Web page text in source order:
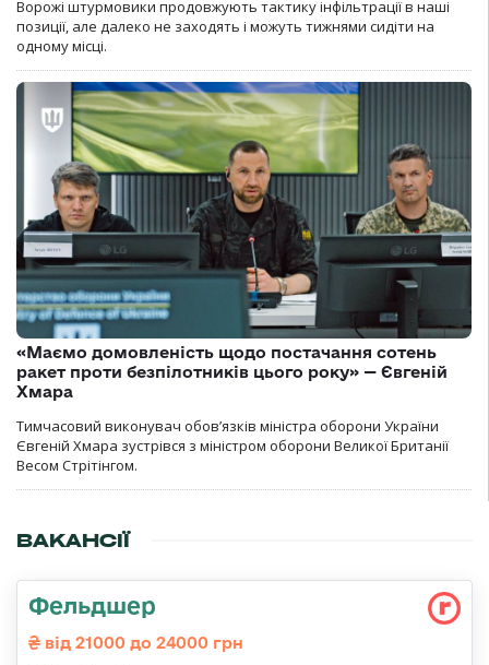
Ворожі штурмовики продовжують тактику інфільтрації в наші
позиції, але далеко не заходять і можуть тижнями сидіти на
одному місці.
«Маємо домовленість щодо постачання сотень
ракет проти безпілотників цього року» — Євгеній
Хмара
Тимчасовий виконувач обов’язків міністра оборони України
Євгеній Хмара зустрівся з міністром оборони Великої Британії
Весом Стрітінгом.
ВАКАНСІЇ
Фельдшер
від 21000 до 24000 грн